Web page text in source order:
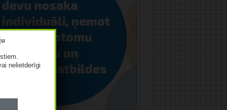
nelietderīgi